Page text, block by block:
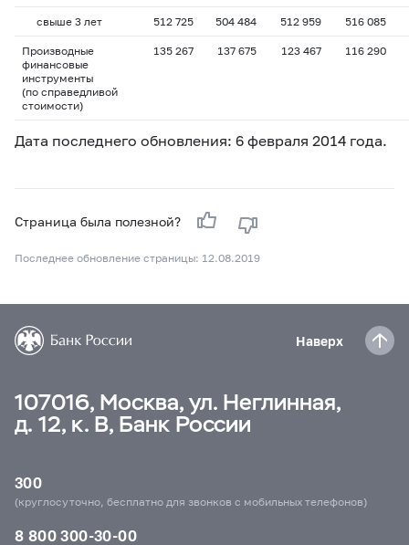
свыше 3 лет 512 725 504 484 512 959 516 085
Производные
финансовые
инструменты
(по справедливой
стоимости)
135 267 137 675 123 467 116 290
Дата последнего обновления: 6 февраля 2014 года.
Страница была полезной?
Последнее обновление страницы: 12.08.2019
Наверх
107016, Москва, ул. Неглинная,
д. 12, к. В, Банк России
300
(круглосуточно, бесплатно для звонков с мобильных телефонов)
8 800 300-30-00